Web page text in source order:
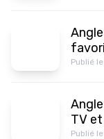
Publié
TV
Publié